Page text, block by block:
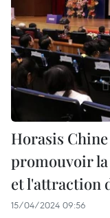
Horasis
promouvoir
et l'attraction
15/04/2024 09:56